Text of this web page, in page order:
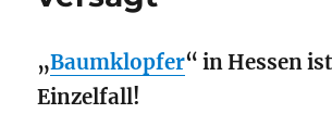
„Baumklopfer“ in Hessen
Einzelfall!